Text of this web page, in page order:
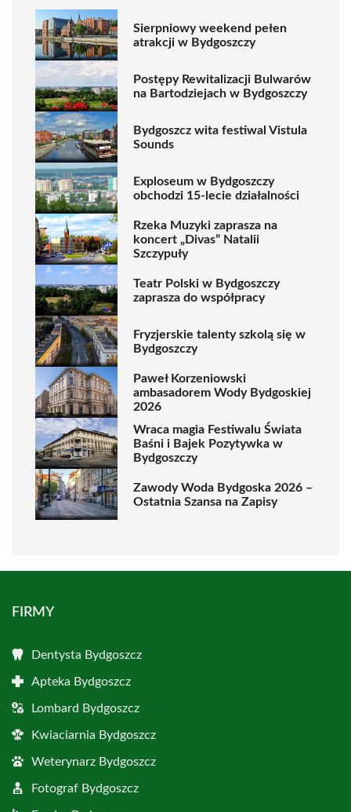
Sierpniowy weekend pełen
atrakcji w Bydgoszczy
Postępy Rewitalizacji Bulwarów
na Bartodziejach w Bydgoszczy
Bydgoszcz wita festiwal Vistula
Sounds
Exploseum w Bydgoszczy
obchodzi 15-lecie działalności
Rzeka Muzyki zaprasza na
koncert „Divas” Natalii
Szczypuły
Teatr Polski w Bydgoszczy
zaprasza do współpracy
Fryzjerskie talenty szkolą się w
Bydgoszczy
Paweł Korzeniowski
ambasadorem Wody Bydgoskiej
2026
Wraca magia Festiwalu Świata
Baśni i Bajek Pozytywka w
Bydgoszczy
Zawody Woda Bydgoska 2026 –
Ostatnia Szansa na Zapisy
FIRMY
Dentysta Bydgoszcz
Apteka Bydgoszcz
Lombard Bydgoszcz
Kwiaciarnia Bydgoszcz
Weterynarz Bydgoszcz
Fotograf Bydgoszcz